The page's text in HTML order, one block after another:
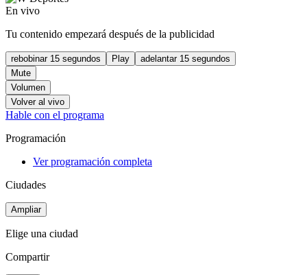
En vivo
Tu contenido empezará después de la publicidad
rebobinar 15 segundos Play
adelantar 15 segundos
Mute
Volumen
Volver al vivo
Hable con el programa
Programación
Ver programación completa
Ciudades
Ampliar
Elige una ciudad
Compartir